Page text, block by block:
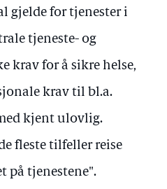
gjelde for tjenester i
tjeneste- og
krav for å sikre helse,
krav til bl.a.
kjent ulovlig.
fleste tilfeller reise
på tjenestene".